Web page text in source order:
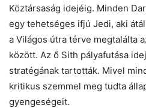
Köztársaság idejéig. Minden
egy tehetséges ifjú Jedi, aki
a Világos útra térve megtalálta
között. Az ő Sith pályafutása
stratégának tartották. Mivel
kritikus szemmel meg tudta
gyengeségeit.